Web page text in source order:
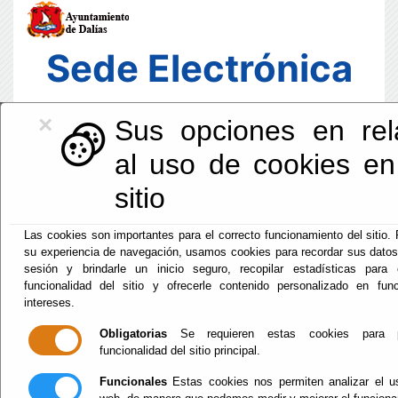
×
Sus opciones en
al uso de cookies
sitio
Las cookies son importantes para el correcto funcionamiento del sitio.
su experiencia de navegación, usamos cookies para recordar sus
sesión y brindarle un inicio seguro, recopilar estadísticas para
funcionalidad del sitio y ofrecerle contenido personalizado en
intereses.
Obligatorias Se requieren estas cookies para
funcionalidad del sitio principal.
Funcionales Estas cookies nos permiten analizar el
Sede Electrónica
Fecha y Hora Oficial
22:34:44